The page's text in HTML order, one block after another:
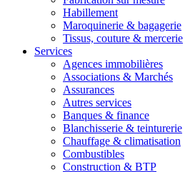
Habillement
Maroquinerie & bagagerie
Tissus, couture & mercerie
Services
Agences immobilières
Associations & Marchés
Assurances
Autres services
Banques & finance
Blanchisserie & teinturerie
Chauffage & climatisation
Combustibles
Construction & BTP